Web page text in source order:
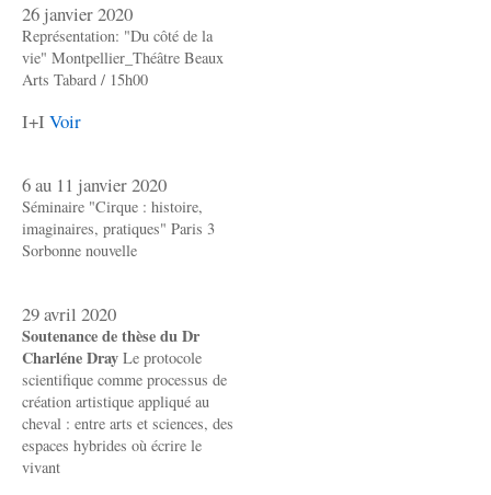
26 janvier 2020
Représentation: "Du côté de la
vie" Montpellier_Théâtre Beaux
Arts Tabard / 15h00
I+I Voir
6 au 11 janvier 2020
Séminaire "Cirque : histoire,
imaginaires, pratiques" Paris 3
Sorbonne nouvelle
29 avril 2020
Soutenance de thèse du Dr
Charléne Dray Le protocole
scientifique comme processus de
création artistique appliqué au
cheval : entre arts et sciences, des
espaces hybrides où écrire le
vivant